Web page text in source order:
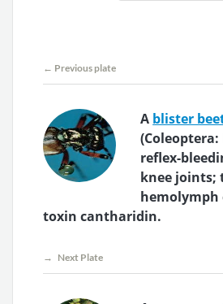
← Previous plate
A blister
reflex-
knee joints;
toxin cantharidin.
→ Next Plate